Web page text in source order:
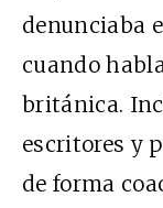
denunciaba
cuando
británica.
escritores y
de forma